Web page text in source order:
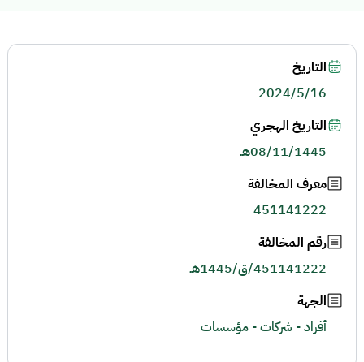
التاريخ
2024/5/16
التاريخ الهجري
08/11/1445هـ
معرف المخالفة
451141222
رقم المخالفة
451141222/ق/1445هـ
الجهة
أفراد - شركات - مؤسسات